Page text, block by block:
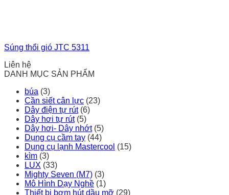
Súng thổi gió JTC 5311
Liên hệ
DANH MỤC SẢN PHẨM
búa (3)
Cần siết cân lực (23)
Dây điện tự rút (6)
Dây hơi tự rút (5)
Dây hơi- Dây nhớt (5)
Dụng cụ cầm tay (44)
Dụng cụ lạnh Mastercool (15)
kìm (3)
LUX (33)
Mighty Seven (M7) (3)
Mô Hình Dạy Nghề (1)
Thiết bị bơm hút dầu mỡ (29)